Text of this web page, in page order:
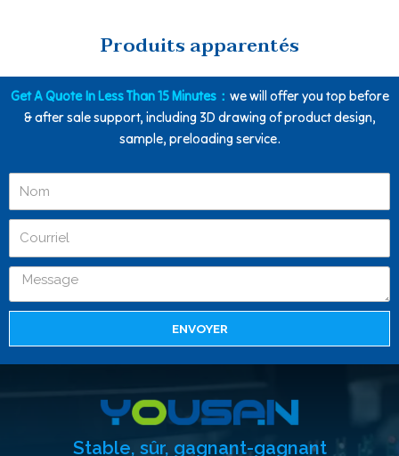
Produits apparentés
Get A Quote In Less Than 15 Minutes： we will offer you top before
& after sale support, including 3D drawing of product design,
sample, preloading service.
ENVOYER
Stable, sûr, gagnant-gagnant